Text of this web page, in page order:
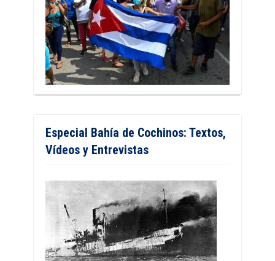
Especial Bahía de Cochinos: Textos,
Vídeos y Entrevistas